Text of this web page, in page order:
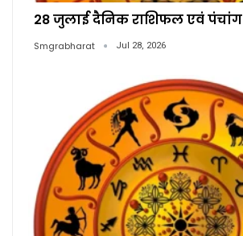
28 जुलाई दैनिक राशिफल एवं पंचांग
Smgrabharat Jul 28, 2026